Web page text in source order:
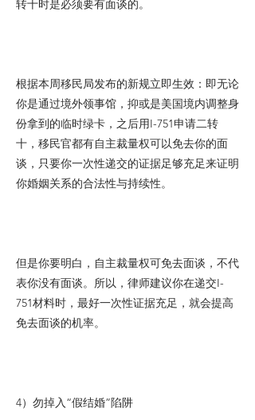
转十时是必须要有面谈的。
根据本周移民局发布的新规立即生效：即无论
你是通过境外领事馆，抑或是美国境内调整身
份拿到的临时绿卡，之后用I-751申请二转
十，移民官都有自主裁量权可以免去你的面
谈，只要你一次性递交的证据足够充足来证明
你婚姻关系的合法性与持续性。
但是你要明白，自主裁量权可免去面谈，不代
表你没有面谈。所以，律师建议你在递交I-
751材料时，最好一次性证据充足，就会提高
免去面谈的机率。
4）勿掉入“假结婚”陷阱